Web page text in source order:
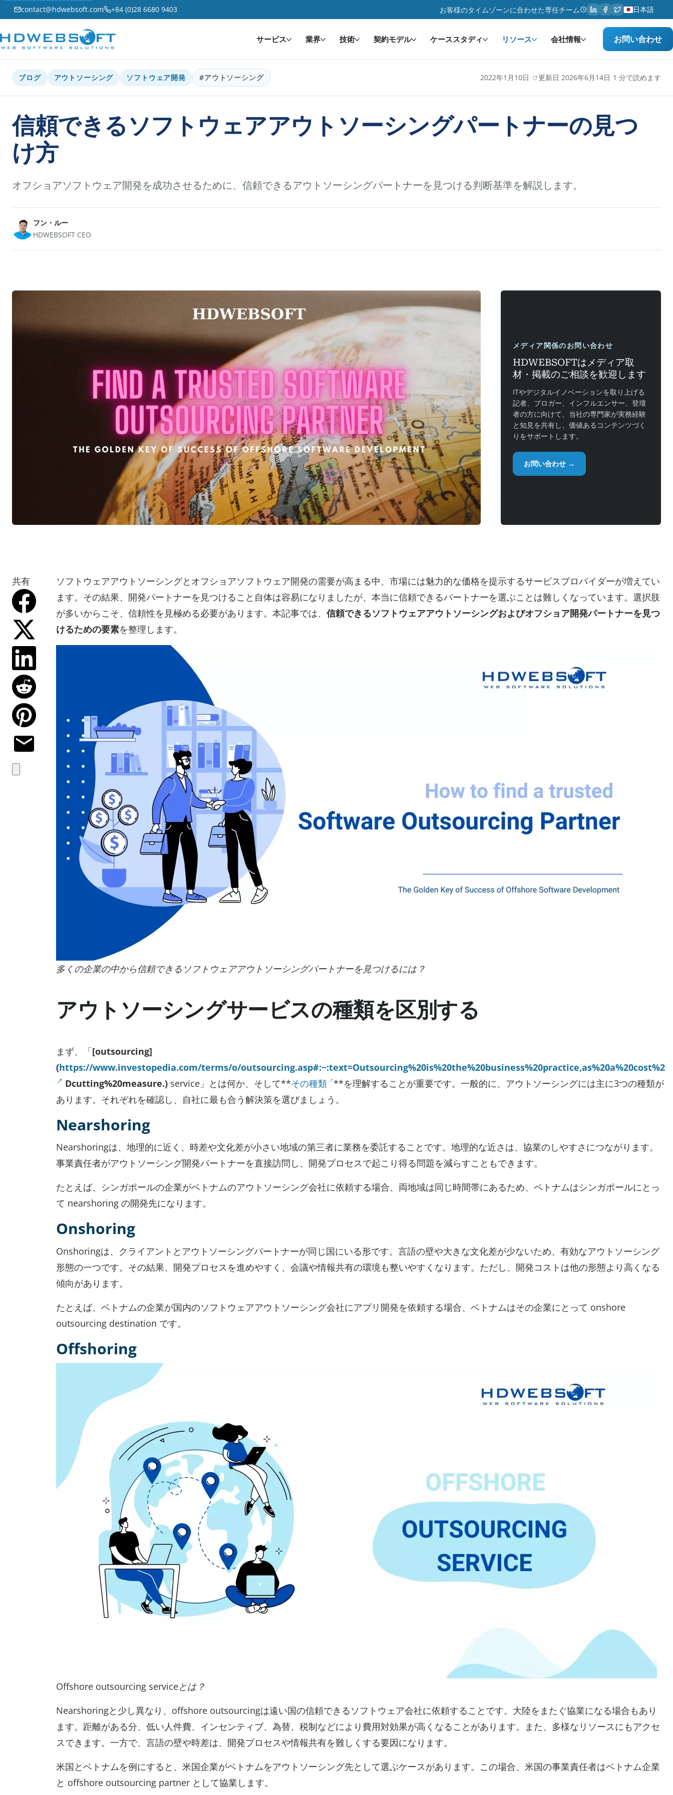
contact@hdwebsoft.com +84 (0)28 6680 9403 お客様のタイムゾーンに合わせた専任チーム 日本語
サービス 業界 技術 契約モデル ケーススタディ リソース 会社情報 お問い合わせ
ブログ アウトソーシング ソフトウェア開発 #アウトソーシング 2022年1月10日 · 更新日 2026年6月14日 ·1 分で読めます
信頼できるソフトウェアアウトソーシングパートナーの見つ
け方
オフショアソフトウェア開発を成功させるために、信頼できるアウトソーシングパートナーを見つける判断基準を解説します。
フン・ルー
HDWEBSOFT CEO
メディア関係のお問い合わせ
HDWEBSOFTはメディア取
材・掲載のご相談を歓迎します
ITやデジタルイノベーションを取り上げる
記者、ブロガー、インフルエンサー、登壇
者の方に向けて、当社の専門家が実務経験
と知見を共有し、価値あるコンテンツづく
りをサポートします。
お問い合わせ →
共有
ソフトウェアアウトソーシングとオフショアソフトウェア開発の需要が高まる中、市場には魅力的な価格を提示するサービスプロバイダーが増えてい
ます。その結果、開発パートナーを見つけること自体は容易になりましたが、本当に信頼できるパートナーを選ぶことは難しくなっています。選択肢
が多いからこそ、信頼性を見極める必要があります。本記事では、 信頼できるソフトウェアアウトソーシングおよびオフショア開発パートナーを見つ
けるための要素を整理します。
多くの企業の中から信頼できるソフトウェアアウトソーシングパートナーを見つけるには？
アウトソーシングサービスの種類を区別する
まず、「[outsourcing]
(https://www.investopedia.com/terms/o/outsourcing.asp#:~:text=Outsourcing%20is%20the%20business%20practice,as%20a%20cost%2
Dcutting%20measure.) service」とは何か、そして**その種類 **を理解することが重要です。一般的に、アウトソーシングには主に3つの種類が
あります。それぞれを確認し、自社に最も合う解決策を選びましょう。
Nearshoring
Nearshoringは、地理的に近く、時差や文化差が小さい地域の第三者に業務を委託することです。地理的な近さは、協業のしやすさにつながります。
事業責任者がアウトソーシング開発パートナーを直接訪問し、開発プロセスで起こり得る問題を減らすこともできます。
たとえば、シンガポールの企業がベトナムのアウトソーシング会社に依頼する場合、両地域は同じ時間帯にあるため、ベトナムはシンガポールにとっ
て nearshoring の開発先になります。
Onshoring
Onshoringは、クライアントとアウトソーシングパートナーが同じ国にいる形です。言語の壁や大きな文化差が少ないため、有効なアウトソーシング
形態の一つです。その結果、開発プロセスを進めやすく、会議や情報共有の環境も整いやすくなります。ただし、開発コストは他の形態より高くなる
傾向があります。
たとえば、ベトナムの企業が国内のソフトウェアアウトソーシング会社にアプリ開発を依頼する場合、ベトナムはその企業にとって onshore
outsourcing destination です。
Offshoring
Offshore outsourcing serviceとは？
Nearshoringと少し異なり、offshore outsourcingは遠い国の信頼できるソフトウェア会社に依頼することです。大陸をまたぐ協業になる場合もあり
ます。距離がある分、低い人件費、インセンティブ、為替、税制などにより費用対効果が高くなることがあります。また、多様なリソースにもアクセ
スできます。一方で、言語の壁や時差は、開発プロセスや情報共有を難しくする要因になります。
米国とベトナムを例にすると、米国企業がベトナムをアウトソーシング先として選ぶケースがあります。この場合、米国の事業責任者はベトナム企業
と offshore outsourcing partner として協業します。